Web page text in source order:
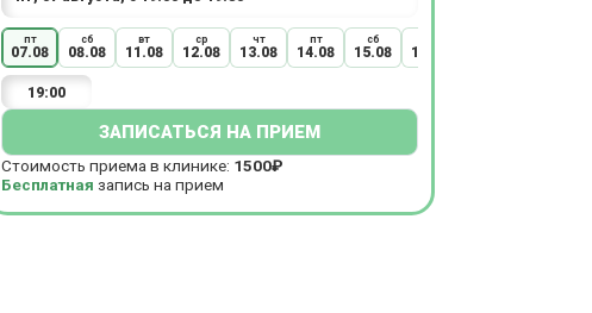
пт
07.08
сб
08.08
вт
11.08
ср
12.08
чт
13.08
пт
14.08
сб
15.08 18.08
19:00
ЗАПИСАТЬСЯ НА ПРИЕМ
Стоимость приема в клинике: 1500₽
Бесплатная запись на прием